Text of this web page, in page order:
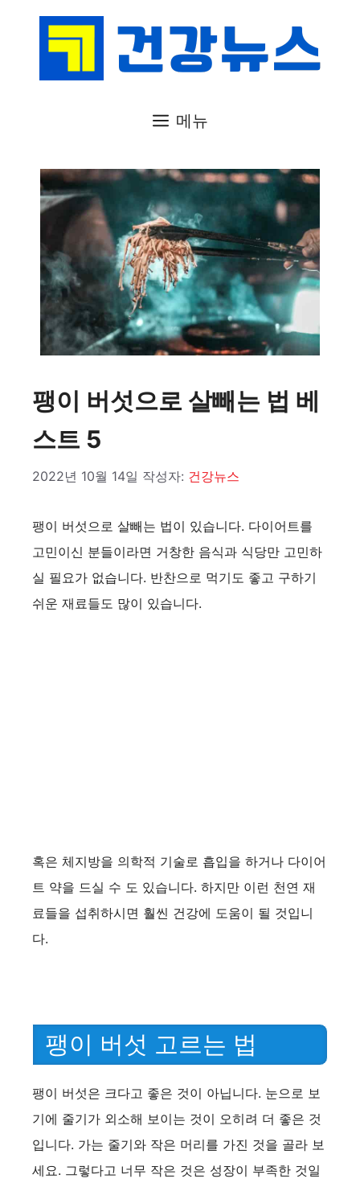
메뉴
팽이 버섯으로 살빼는 법 베
스트 5
2022년 10월 14일 작성자: 건강뉴스
팽이 버섯으로 살빼는 법이 있습니다. 다이어트를
고민이신 분들이라면 거창한 음식과 식당만 고민하
실 필요가 없습니다. 반찬으로 먹기도 좋고 구하기
쉬운 재료들도 많이 있습니다.
혹은 체지방을 의학적 기술로 흡입을 하거나 다이어
트 약을 드실 수 도 있습니다. 하지만 이런 천연 재
료들을 섭취하시면 훨씬 건강에 도움이 될 것입니
다.
팽이 버섯 고르는 법
팽이 버섯은 크다고 좋은 것이 아닙니다. 눈으로 보
기에 줄기가 외소해 보이는 것이 오히려 더 좋은 것
입니다. 가는 줄기와 작은 머리를 가진 것을 골라 보
세요. 그렇다고 너무 작은 것은 성장이 부족한 것일